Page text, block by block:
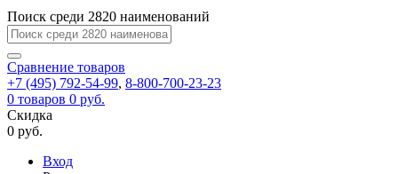
Ок
Запомнить
меня
Забыли
указанный
электронный
перейдя
по
которой
вы
задать
Перейдите
по
для
смены
пароля.
Сменить
Сообщение
пользовательского
Поиск среди 2820 наименований
Сравнение товаров
+7 (495) 792-54-99, 8-800-700-23-23
0 товаров 0 руб.
Скидка
0 руб.
Вход